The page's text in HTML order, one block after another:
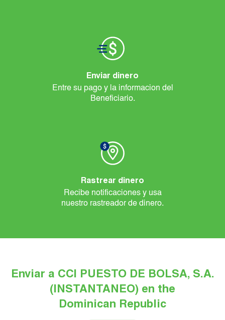
Enviar dinero
Entre su pago y la informacion del
Beneficiario.
Rastrear dinero
Recibe notificaciones y usa
nuestro rastreador de dinero.
Enviar a CCI PUESTO DE BOLSA, S.A.
(INSTANTANEO) en the
Dominican Republic